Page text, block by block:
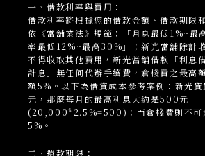
一、借款利率與費用：
借款利率將根據您的借款金額、借款期限
依《當舖業法》規範：「月息最低1%~最
率最低12%~最高30%」；新光當舖除計
不得收取其他費用，新光當舖借款「利息
計息」無任何代辦手續費，倉棧費之最高
額5%。以下為借貸成本參考案例：新光
元，那麼每月的最高利息大約是500元
(20,000*2.5%=500)；而倉棧費則不可
5%。
二、還款期限：